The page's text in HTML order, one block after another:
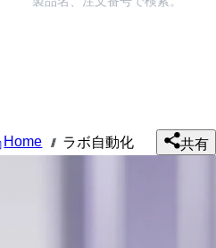
Home /// ラボ自動化 共有